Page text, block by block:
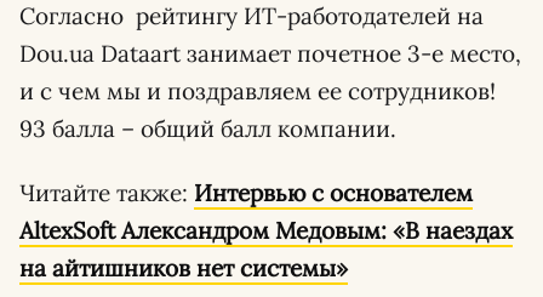
Согласно рейтингу ИТ-работодателей на
Dou.ua Dataart занимает почетное 3-е место,
и с чем мы и поздравляем ее сотрудников!
93 балла – общий балл компании.
Читайте также: Интервью с основателем
AltexSoft Александром Медовым: «В наездах
на айтишников нет системы»